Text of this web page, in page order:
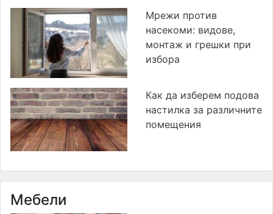
Мрежи против
насекоми: видове,
монтаж и грешки при
избора
Как да изберем подова
настилка за различните
помещения
Мебели